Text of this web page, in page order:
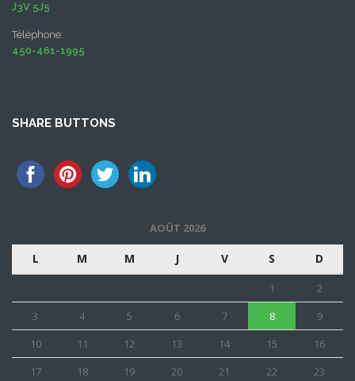
J3V 5J5
Téléphone:
450-461-1995
SHARE BUTTONS
AOÛT 2026
L M M J V S D
1
2
3
4 5 6 7 8
9
10
11 12 13 14 15
16
17
18 19 20 21 22
23